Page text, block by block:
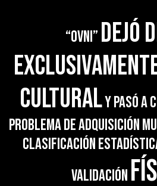
“OVNI” dejó
culturaly pasó a
problema de adquisición
clasificación
validación